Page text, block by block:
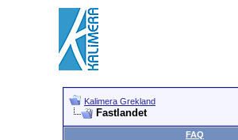
Kalimera Grekland
Fastlandet
FAQ